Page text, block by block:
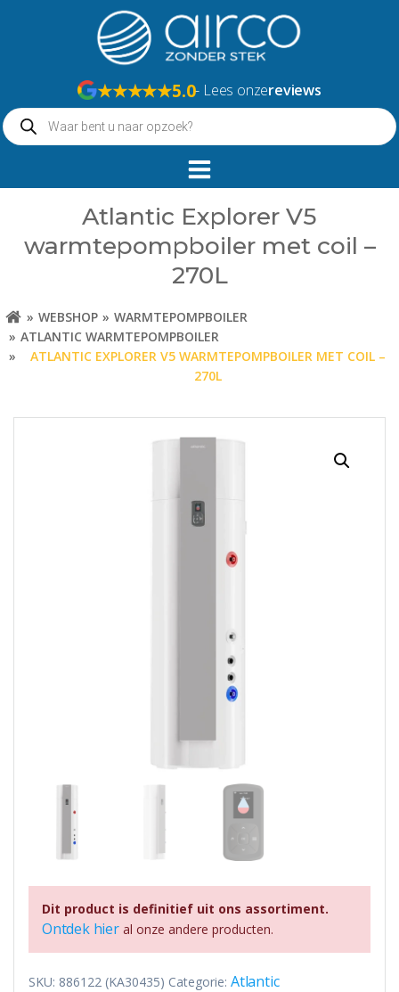
★★★★★5.0- Lees onzereviews
Producten
zoeken
Atlantic Explorer V5
warmtepompboiler met coil –
270L
WEBSHOP
WARMTEPOMPBOILER
ATLANTIC WARMTEPOMPBOILER
ATLANTIC EXPLORER V5 WARMTEPOMPBOILER MET COIL –
270L
Dit product is definitief uit ons assortiment.
Ontdek hieral onze andere producten.
SKU: 886122 (KA30435) Categorie: Atlantic